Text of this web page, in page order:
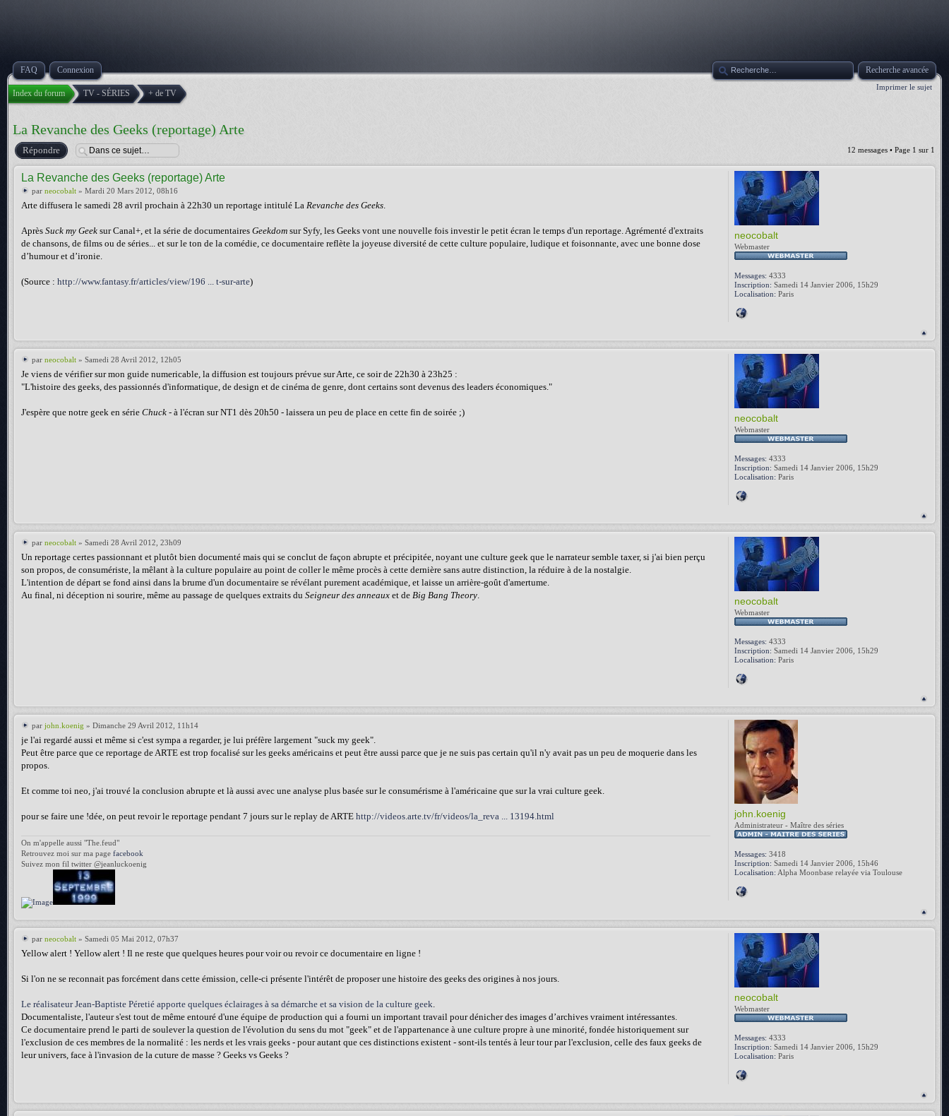
FAQ Connexion Recherche avancée
Imprimer le sujet
Index du forum TV - SÉRIES + de TV
La Revanche des Geeks (reportage) Arte
Répondre 12 messages • Page 1 sur 1
La Revanche des Geeks (reportage) Arte
par neocobalt » Mardi 20 Mars 2012, 08h16
Arte diffusera le samedi 28 avril prochain à 22h30 un reportage intitulé La Revanche des Geeks.
Après Suck my Geek sur Canal+, et la série de documentaires Geekdom sur Syfy, les Geeks vont une nouvelle fois investir le petit écran le temps d'un reportage. Agrémenté d'extraits
de chansons, de films ou de séries... et sur le ton de la comédie, ce documentaire reflète la joyeuse diversité de cette culture populaire, ludique et foisonnante, avec une bonne dose
d’humour et d’ironie.
(Source : http://www.fantasy.fr/articles/view/196 ... t-sur-arte)
neocobalt
Webmaster
Messages: 4333
Inscription: Samedi 14 Janvier 2006, 15h29
Localisation: Paris
par neocobalt » Samedi 28 Avril 2012, 12h05
Je viens de vérifier sur mon guide numericable, la diffusion est toujours prévue sur Arte, ce soir de 22h30 à 23h25 :
"L'histoire des geeks, des passionnés d'informatique, de design et de cinéma de genre, dont certains sont devenus des leaders économiques."
J'espère que notre geek en série Chuck - à l'écran sur NT1 dès 20h50 - laissera un peu de place en cette fin de soirée ;)
neocobalt
Webmaster
Messages: 4333
Inscription: Samedi 14 Janvier 2006, 15h29
Localisation: Paris
par neocobalt » Samedi 28 Avril 2012, 23h09
Un reportage certes passionnant et plutôt bien documenté mais qui se conclut de façon abrupte et précipitée, noyant une culture geek que le narrateur semble taxer, si j'ai bien perçu
son propos, de consumériste, la mêlant à la culture populaire au point de coller le même procès à cette dernière sans autre distinction, la réduire à de la nostalgie.
L'intention de départ se fond ainsi dans la brume d'un documentaire se révélant purement académique, et laisse un arrière-goût d'amertume.
Au final, ni déception ni sourire, même au passage de quelques extraits du Seigneur des anneaux et de Big Bang Theory.
neocobalt
Webmaster
Messages: 4333
Inscription: Samedi 14 Janvier 2006, 15h29
Localisation: Paris
par john.koenig » Dimanche 29 Avril 2012, 11h14
je l'ai regardé aussi et même si c'est sympa a regarder, je lui préfère largement "suck my geek".
Peut être parce que ce reportage de ARTE est trop focalisé sur les geeks américains et peut être aussi parce que je ne suis pas certain qu'il n'y avait pas un peu de moquerie dans les
propos.
Et comme toi neo, j'ai trouvé la conclusion abrupte et là aussi avec une analyse plus basée sur le consumérisme à l'américaine que sur la vrai culture geek.
pour se faire une !dée, on peut revoir le reportage pendant 7 jours sur le replay de ARTE http://videos.arte.tv/fr/videos/la_reva ... 13194.html
On m'appelle aussi "The.feud"
Retrouvez moi sur ma page facebook
Suivez mon fil twitter @jeanluckoenig
john.koenig
Administrateur - Maître des séries
Messages: 3418
Inscription: Samedi 14 Janvier 2006, 15h46
Localisation: Alpha Moonbase relayée via Toulouse
par neocobalt » Samedi 05 Mai 2012, 07h37
Yellow alert ! Yellow alert ! Il ne reste que quelques heures pour voir ou revoir ce documentaire en ligne !
Si l'on ne se reconnait pas forcément dans cette émission, celle-ci présente l'intérêt de proposer une histoire des geeks des origines à nos jours.
Le réalisateur Jean-Baptiste Péretié apporte quelques éclairages à sa démarche et sa vision de la culture geek
Documentaliste, l'auteur s'est tout de même entouré d'une équipe de production qui a fourni un important travail pour dénicher des images d’archives vraiment intéressantes.
Ce documentaire prend le parti de soulever la question de l'évolution du sens du mot "geek" et de l'appartenance à une culture propre à une minorité, fondée historiquement sur
l'exclusion de ces membres de la normalité : les nerds et les vrais geeks - pour autant que ces distinctions existent - sont-ils tentés à leur tour par l'exclusion, celle des faux geeks de
leur univers, face à l'invasion de la cuture de masse ? Geeks vs Geeks ?
neocobalt
Webmaster
Messages: 4333
Inscription: Samedi 14 Janvier 2006, 15h29
Localisation: Paris